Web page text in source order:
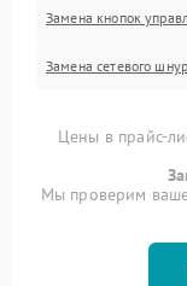
Замена кнопок
Замена сетевого
Цены в прайс-
Мы проверим